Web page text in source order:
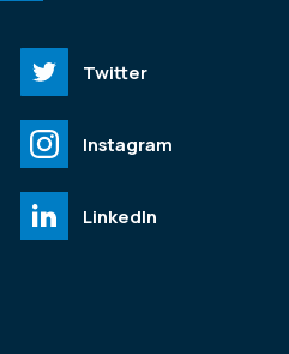
Twitter
Instagram
LinkedIn